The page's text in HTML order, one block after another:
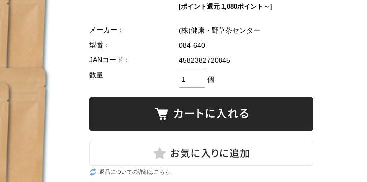
[ポイント還元 1,080ポイント～]
メーカー：
(株)健康・野草茶センター
型番：
084-640
JANコード：
4582382720845
数量:
個
返品についての詳細はこちら